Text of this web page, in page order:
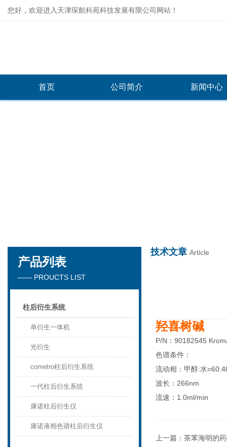
您好，欢迎进入天津琛航科苑科技发展有限公司网站！
天津琛航科苑科技发展有限公司
首页 公司简介 新闻中心
产品列表
—— PROUCTS LIST
柱后衍生系统
单衍生一体机
光衍生
cometro柱后衍生系统
一代柱后衍生系统
康诺柱后衍生仪
康诺液相色谱柱后衍生仪
技术文章 Article
羟喜树碱
P/N：90182545
色谱条件：
流动相：甲醇:水
波长：266nm
流速：1.0ml/min
上一篇： 茶苯海明的